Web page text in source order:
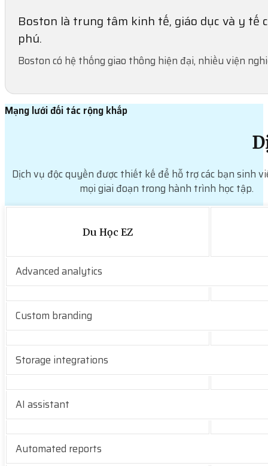
Boston là trung tâm kinh tế, giáo dục và y tế
phú.
Boston có hệ thống giao thông hiện đại, nhiều viện
Mạng lưới đối tác rộng khắp
Dịch vụ độc quyền được thiết kế để hỗ trợ các bạn sinh
mọi giai đoạn trong hành trình học tập.
Du Học EZ
Advanced analytics
Custom branding
Storage integrations
AI assistant
Automated reports